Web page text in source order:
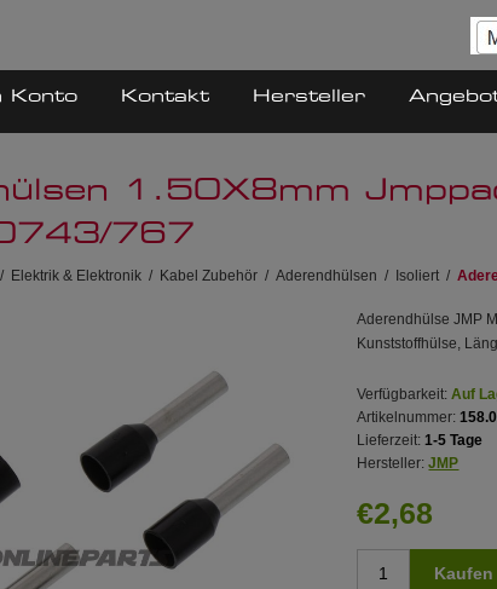
Konto Kontakt Hersteller
1.50X8mm
767
/ Elektrik & Elektronik / Kabel Zubehör / Aderendhülsen / Isoliert /
Aderendhülse JMP
Kunststoffhülse,
Verfügbarkeit: Auf
Artikelnummer:
Lieferzeit: 1-5 Tage
Hersteller: JMP
€2,68
Kaufen